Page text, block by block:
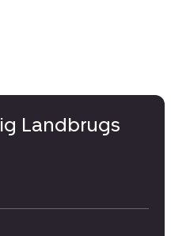
Landbrugs